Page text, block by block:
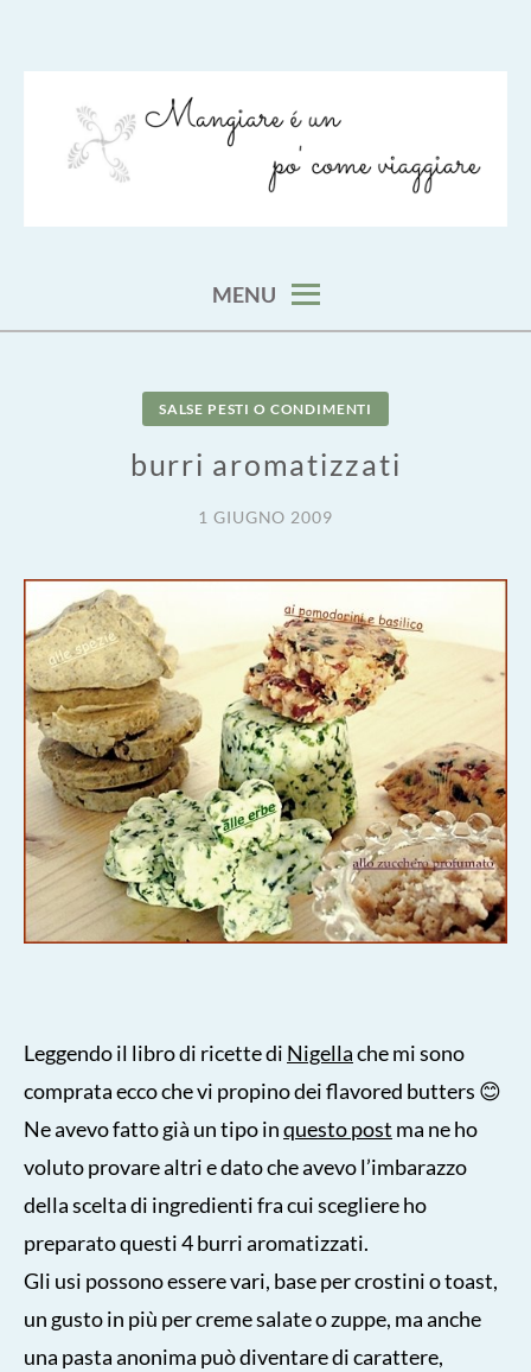
MENU
SALSE PESTI O CONDIMENTI
burri aromatizzati
1 GIUGNO 2009
Leggendo il libro di ricette di Nigellache mi sono
comprata ecco che vi propino dei flavored butters 😊
Ne avevo fatto già un tipo inquesto post ma ne ho
voluto provare altri e dato che avevo l’imbarazzo
della scelta di ingredienti fra cui scegliere ho
preparato questi 4 burri aromatizzati.
Gli usi possono essere vari, base per crostini o toast,
un gusto in più per creme salate o zuppe, ma anche
una pasta anonima può diventare di carattere,